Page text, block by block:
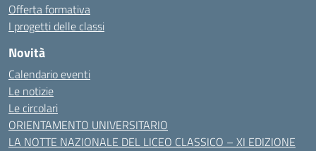
Offerta formativa
I progetti delle classi
Novità
Calendario eventi
Le notizie
Le circolari
ORIENTAMENTO UNIVERSITARIO
LA NOTTE NAZIONALE DEL LICEO CLASSICO – XI EDIZIONE